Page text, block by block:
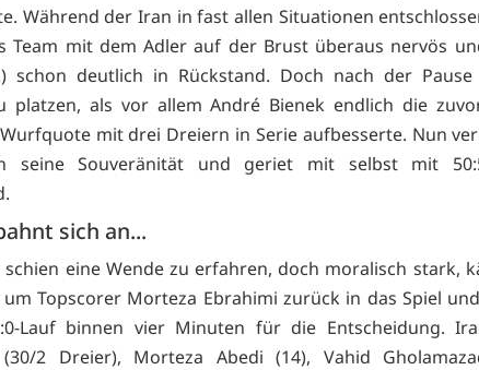
Während der Iran in fast allen Situationen
Team mit dem Adler auf der Brust überaus nervös
schon deutlich in Rückstand. Doch nach der
platzen, als vor allem André Bienek endlich die
mit drei Dreiern in Serie aufbesserte. Nun
seine Souveränität und geriet mit selbst mit
sich an...
schien eine Wende zu erfahren, doch moralisch stark,
um Topscorer Morteza Ebrahimi zurück in das Spiel
Lauf binnen vier Minuten für die Entscheidung.
2 Dreier), Morteza Abedi (14), Vahid